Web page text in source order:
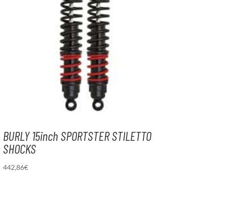
BURLY 15inch SPORTSTER STILETTO
SHOCKS
442,86€